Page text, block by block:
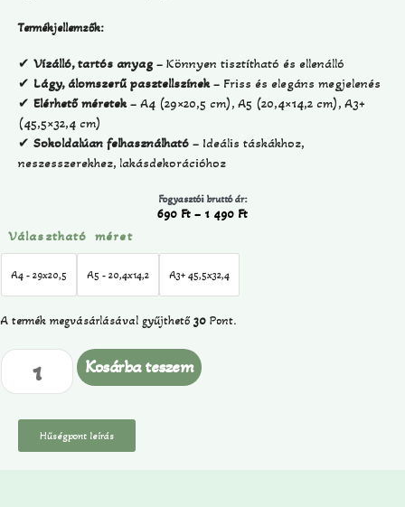
Termékjellemzők:
✔ Vízálló, tartós anyag – Könnyen tisztítható és ellenálló
✔ Lágy, álomszerű pasztellszínek– Friss és elegáns megjelenés
✔ Elérhető méretek– A4 (29×20,5 cm), A5 (20,4×14,2 cm), A3+
(45,5×32,4 cm)
✔ Sokoldalúan felhasználható – Ideális táskákhoz,
neszesszerekhez, lakásdekorációhoz
Fogyasztói bruttó ár:
690 Ft – 1 490 Ft
Választható méret
A4 - 29x20,5 A5 - 20,4x14,2 A3+ 45,5x32,4
A termék megvásárlásával gyűjthető30 Pont.
Kosárba teszem
Hűségpont leírás